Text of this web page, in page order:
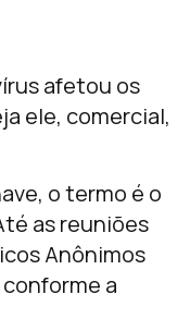
afetou os
ele, comercial,
o termo é o
as reuniões
Anônimos
a